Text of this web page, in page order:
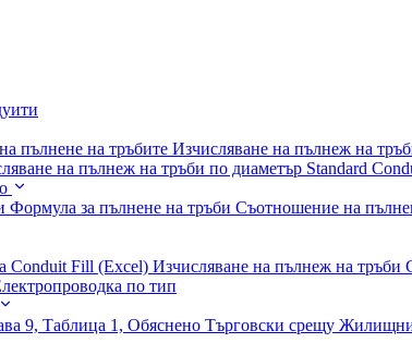
пълнене на тръбите Изчисляване на пълнеж на
на пълнеж на тръби по диаметър Standard
Формула за пълнене на тръби Съотношение на
Conduit Fill (Excel) Изчисляване на пълнеж на тръби
по тип
9, Таблица 1, Обяснено Търговски срещу